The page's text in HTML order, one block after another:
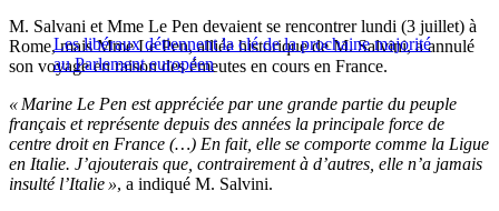
Les libéraux détiennent la clé de la prochaine majorité
au Parlement européen
M. Salvani et Mme Le Pen devaient se rencontrer lundi (3 juillet) à
Rome, mais Mme Le Pen, alliée historique de M. Salvini, a annulé
son voyage en raison des émeutes en cours en France.
« Marine Le Pen est appréciée par une grande partie du peuple
français et représente depuis des années la principale force de
centre droit en France (…) En fait, elle se comporte comme la Ligue
en Italie. J’ajouterais que, contrairement à d’autres, elle n’a jamais
insulté l’Italie », a indiqué M. Salvini.